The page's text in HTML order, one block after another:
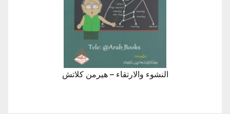
النشوء والارتقاء – هيرمن كلاتش